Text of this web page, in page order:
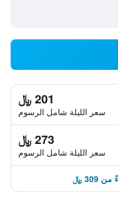
201 ﷼
سعر الليلة شامل الرسوم
273 ﷼
سعر الليلة شامل الرسوم